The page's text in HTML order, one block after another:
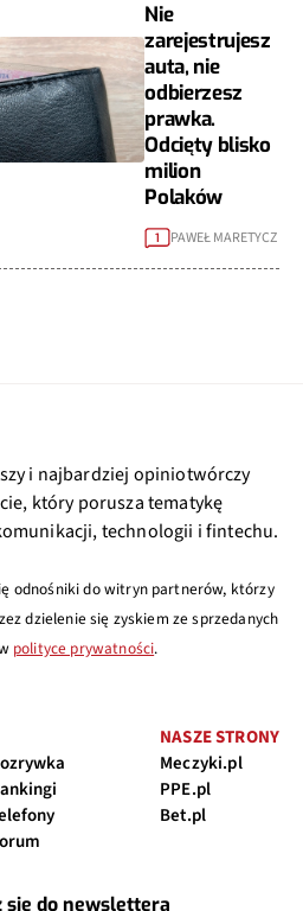
Nie
zarejestrujesz
auta, nie
odbierzesz
prawka.
Odcięty blisko
milion
Polaków
1 PAWEŁ MARETYCZ
i najbardziej opiniotwórczy
który porusza tematykę
technologii i fintechu.
odnośniki do witryn partnerów, którzy
dzielenie się zyskiem ze sprzedanych
polityce prywatności.
NASZE STRONY
Meczyki.pl
PPE.pl
Bet.pl
się do newslettera